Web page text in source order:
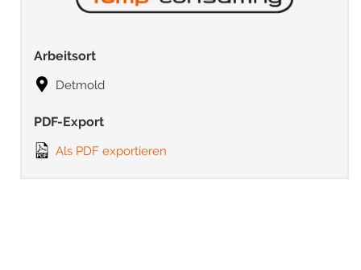
Arbeitsort
Detmold
PDF-Export
Als PDF exportieren